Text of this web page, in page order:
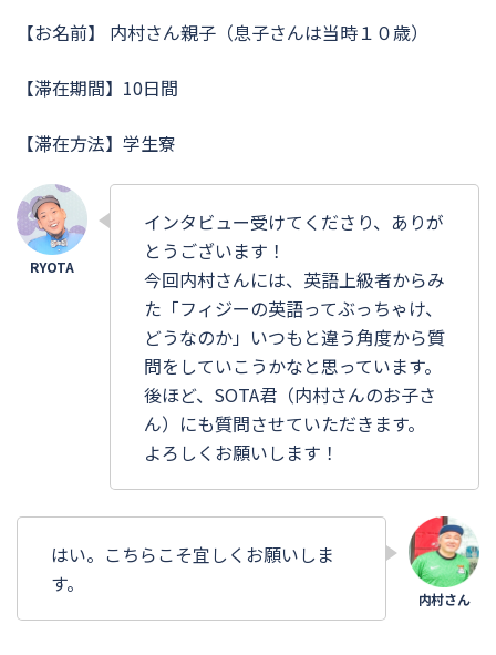
【お名前】 内村さん親子（息子さんは当時１０歳）
【滞在期間】10日間
【滞在方法】学生寮
インタビュー受けてくださり、ありが
とうございます！
今回内村さんには、英語上級者からみ
た「フィジーの英語ってぶっちゃけ、
どうなのか」いつもと違う角度から質
問をしていこうかなと思っています。
後ほど、SOTA君（内村さんのお子さ
ん）にも質問させていただきます。
よろしくお願いします！
はい。こちらこそ宜しくお願いしま
す。